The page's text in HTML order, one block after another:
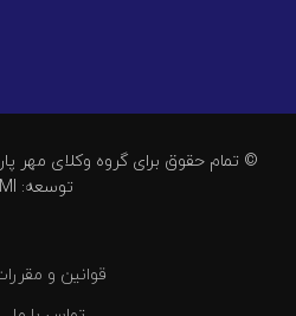
© تمام حقوق برای گروه وکلای مهر
توسعه: SMI
قوانین و